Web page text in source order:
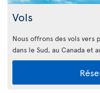
Vols
Nous offrons des vols vers
dans le Sud, au Canada et